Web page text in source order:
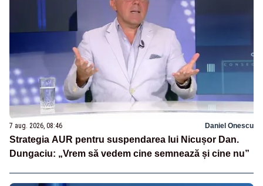
7 aug. 2026, 08:46 Daniel Onescu
Strategia AUR pentru suspendarea lui Nicușor Dan.
Dungaciu: „Vrem să vedem cine semnează și cine nu”